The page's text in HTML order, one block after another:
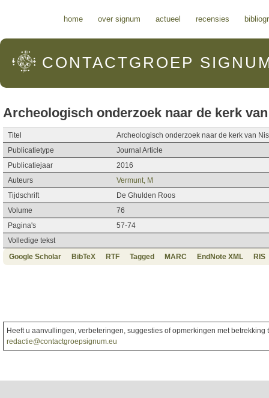
home over signum actueel recensies
CONTACTGROEP
Archeologisch onderzoek naar de kerk
Titel
Archeologisch onderzoek naar de kerk van
Publicatietype
Journal Article
Publicatiejaar
2016
Auteurs
Vermunt, M
Tijdschrift
De Ghulden Roos
Volume
76
Pagina's
57-74
Volledige tekst
Google Scholar
BibTeX RTF Tagged MARC EndNote XML RIS
Heeft u aanvullingen, verbeteringen, suggesties of opmerkingen met
redactie@contactgroepsignum.eu